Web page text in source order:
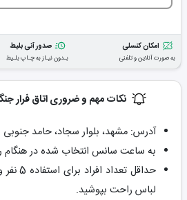
امکان کنسلی
به صورت آنلاین و تلفنی
صدور آنی بلیط
بـدون نیـاز به چـاپ بلـیط
نکات مهم و ضروری اتاق فرار
آدرس: مشهد، بلوار سجاد، حامد جنوبی 7
به ساعت سانس انتخاب شده در هنگام
لباس راحت بپوشید.